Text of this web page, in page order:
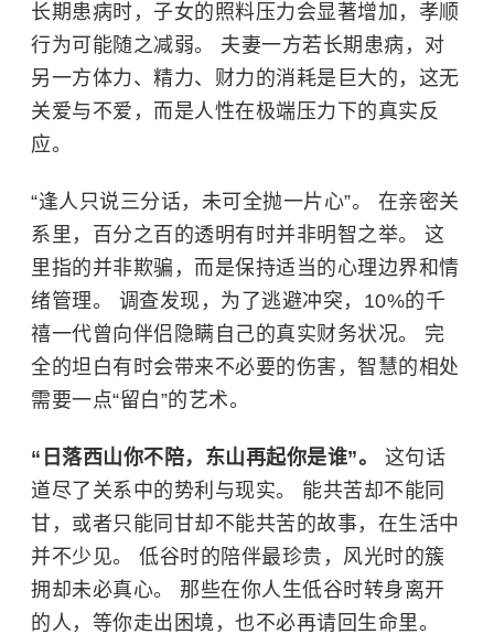
长期患病时，子女的照料压力会显著增加，孝顺
行为可能随之减弱。 夫妻一方若长期患病，对
另一方体力、精力、财力的消耗是巨大的，这无
关爱与不爱，而是人性在极端压力下的真实反
应。
“逢人只说三分话，未可全抛一片心”。 在亲密关
系里，百分之百的透明有时并非明智之举。 这
里指的并非欺骗，而是保持适当的心理边界和情
绪管理。 调查发现，为了逃避冲突，10%的千
禧一代曾向伴侣隐瞒自己的真实财务状况。 完
全的坦白有时会带来不必要的伤害，智慧的相处
需要一点“留白”的艺术。
“日落西山你不陪，东山再起你是谁”。 这句话
道尽了关系中的势利与现实。 能共苦却不能同
甘，或者只能同甘却不能共苦的故事，在生活中
并不少见。 低谷时的陪伴最珍贵，风光时的簇
拥却未必真心。 那些在你人生低谷时转身离开
的人，等你走出困境，也不必再请回生命里。